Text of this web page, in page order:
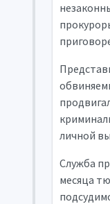
личной
Служба
месяца